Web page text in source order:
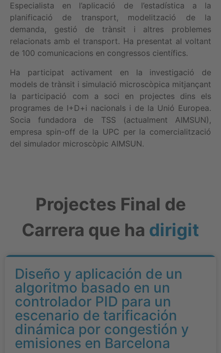
Especialista en l’aplicació de l’estadística a la
planificació de transport, modelització de la
demanda, gestió de trànsit i altres problemes
relacionats amb el transport. Ha presentat al voltant
de 100 comunicacions en congressos científics.
Ha participat activament en la investigació de
models de trànsit i simulació microscòpica mitjançant
la participació com a soci en projectes dins els
programes de I+D+i nacionals i de la Unió Europea.
Socia fundadora de TSS (actualment AIMSUN),
empresa spin-off de la UPC per la comercialització
del simulador microscòpic AIMSUN.
Projectes Final de
Carrera que ha dirigit
Diseño y aplicación de un
algoritmo basado en un
controlador PID para un
escenario de tarificación
dinámica por congestión y
emisiones en Barcelona